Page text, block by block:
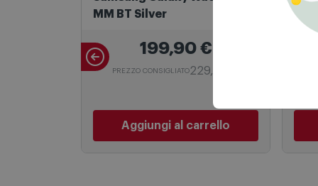
Samsung Galaxy Watch7 44
199,90€